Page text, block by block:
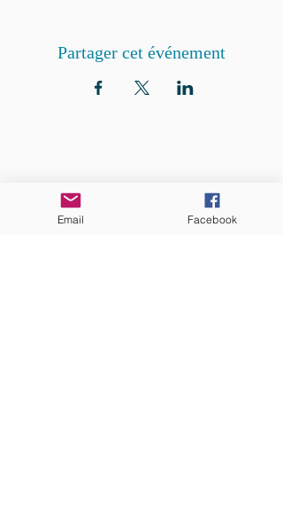
Partager cet événement
QUI SOMMES-NOUS?
Communauté catholique française et
Email Facebook